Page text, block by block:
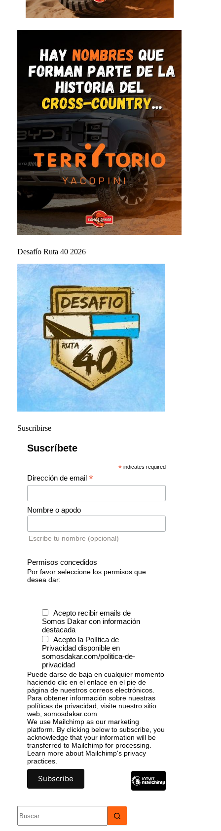
Desafío Ruta 40 2026
Suscribirse
Suscríbete
* indicates required
Dirección de email *
Nombre o apodo
Escribe tu nombre (opcional)
Permisos concedidos
Por favor seleccione los permisos que
desea dar:
Acepto recibir emails de
Somos Dakar con información
destacada
Acepto la Política de
Privacidad disponible en
somosdakar.com/politica-de-
privacidad
Puede darse de baja en cualquier momento
haciendo clic en el enlace en el pie de
página de nuestros correos electrónicos.
Para obtener información sobre nuestras
políticas de privacidad, visite nuestro sitio
web, somosdakar.com
We use Mailchimp as our marketing
platform. By clicking below to subscribe, you
acknowledge that your information will be
transferred to Mailchimp for processing.
Learn more about Mailchimp's privacy
practices.